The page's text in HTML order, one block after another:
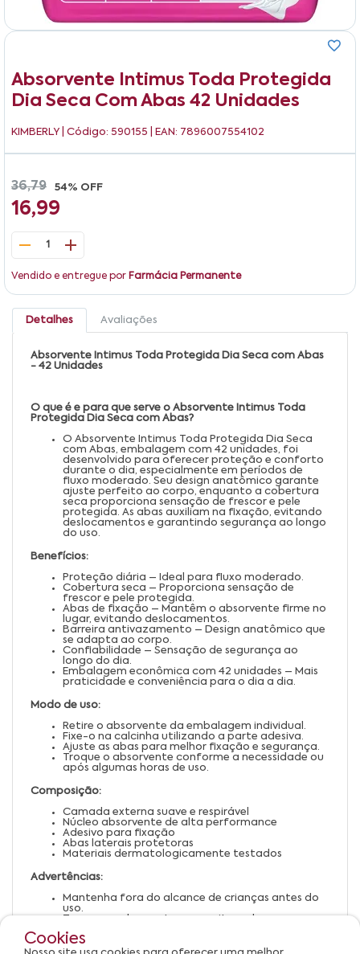
Absorvente Intimus Toda Protegida
Dia Seca Com Abas 42 Unidades
KIMBERLY | Código: 590155 | EAN: 7896007554102
36,79 54% OFF
16,99
1
Vendido e entregue por Farmácia Permanente
Detalhes Avaliações
Absorvente Intimus Toda Protegida Dia Seca com Abas
- 42 Unidades
O que é e para que serve o Absorvente Intimus Toda
Protegida Dia Seca com Abas?
O Absorvente Intimus Toda Protegida Dia Seca
com Abas, embalagem com 42 unidades, foi
desenvolvido para oferecer proteção e conforto
durante o dia, especialmente em períodos de
fluxo moderado. Seu design anatômico garante
ajuste perfeito ao corpo, enquanto a cobertura
seca proporciona sensação de frescor e pele
protegida. As abas auxiliam na fixação, evitando
deslocamentos e garantindo segurança ao longo
do uso.
Benefícios:
Proteção diária – Ideal para fluxo moderado.
Cobertura seca – Proporciona sensação de
frescor e pele protegida.
Abas de fixação – Mantêm o absorvente firme no
lugar, evitando deslocamentos.
Barreira antivazamento – Design anatômico que
se adapta ao corpo.
Confiabilidade – Sensação de segurança ao
longo do dia.
Embalagem econômica com 42 unidades – Mais
praticidade e conveniência para o dia a dia.
Modo de uso:
Retire o absorvente da embalagem individual.
Fixe-o na calcinha utilizando a parte adesiva.
Ajuste as abas para melhor fixação e segurança.
Troque o absorvente conforme a necessidade ou
após algumas horas de uso.
Composição:
Camada externa suave e respirável
Núcleo absorvente de alta performance
Adesivo para fixação
Abas laterais protetoras
Materiais dermatologicamente testados
Advertências:
Mantenha fora do alcance de crianças antes do
uso.
Troque regularmente para evitar odores e
desconforto.
Não descartar no vaso sanitário; utilize lixeira
apropriada.
Cookies